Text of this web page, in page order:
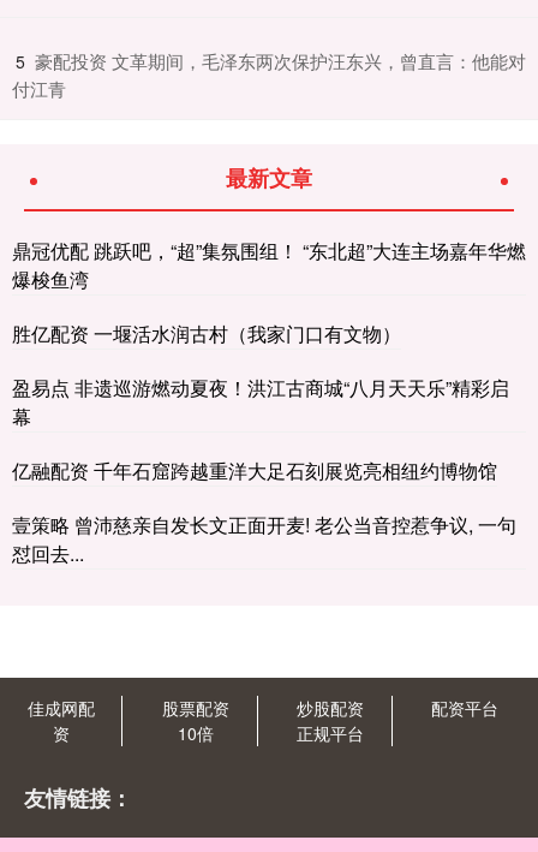
5 ​豪配投资 文革期间，毛泽东两次保护汪东兴，曾直言：他能对
付江青
最新文章
鼎冠优配 跳跃吧，“超”集氛围组！ “东北超”大连主场嘉年华燃
爆梭鱼湾
胜亿配资 一堰活水润古村（我家门口有文物）
盈易点 非遗巡游燃动夏夜！洪江古商城“八月天天乐”精彩启
幕
亿融配资 千年石窟跨越重洋大足石刻展览亮相纽约博物馆
壹策略 曾沛慈亲自发长文正面开麦! 老公当音控惹争议, 一句
怼回去...
佳成网配
资
股票配资
10倍
炒股配资
正规平台
配资平台
友情链接：